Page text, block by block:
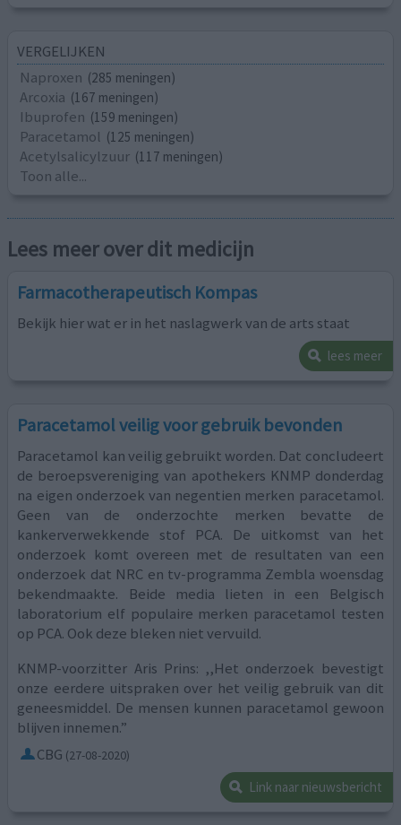
VERGELIJKEN
Naproxen (285 meningen)
Arcoxia (167 meningen)
Ibuprofen (159 meningen)
Paracetamol (125 meningen)
Acetylsalicylzuur (117 meningen)
Toon alle...
Lees meer over dit medicijn
Farmacotherapeutisch Kompas
Bekijk hier wat er in het naslagwerk van de arts staat
lees meer
Paracetamol veilig voor gebruik bevonden
Paracetamol kan veilig gebruikt worden. Dat concludeert
de beroepsvereniging van apothekers KNMP donderdag
na eigen onderzoek van negentien merken paracetamol.
Geen van de onderzochte merken bevatte de
kankerverwekkende stof PCA. De uitkomst van het
onderzoek komt overeen met de resultaten van een
onderzoek dat NRC en tv-programma Zembla woensdag
bekendmaakte. Beide media lieten in een Belgisch
laboratorium elf populaire merken paracetamol testen
op PCA. Ook deze bleken niet vervuild.
KNMP-voorzitter Aris Prins: ,,Het onderzoek bevestigt
onze eerdere uitspraken over het veilig gebruik van dit
geneesmiddel. De mensen kunnen paracetamol gewoon
blijven innemen.”
CBG (27-08-2020)
Link naar nieuwsbericht